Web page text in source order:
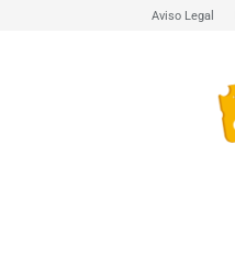
Aviso Legal